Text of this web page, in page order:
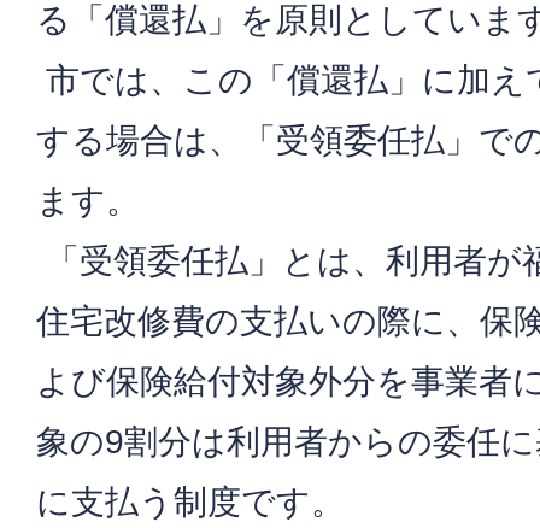
る「償還払」を原則としていま
市では、この「償還払」に加え
する場合は、「受領委任払」で
ます。
「受領委任払」とは、利用者
住宅改修費の支払いの際に、保
よび保険給付対象外分を事業者
象の9割分は利用者からの委任
に支払う制度です。